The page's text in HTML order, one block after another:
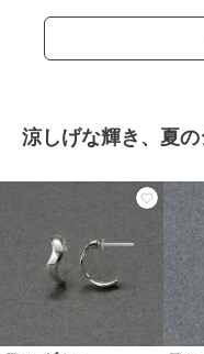
涼しげな輝き、夏